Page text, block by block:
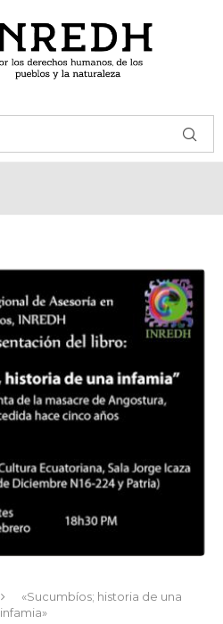
«Sucumbíos; historia de una
infamia»